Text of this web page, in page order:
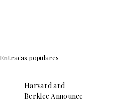
Entradas populares
Harvard and
Berklee Announce